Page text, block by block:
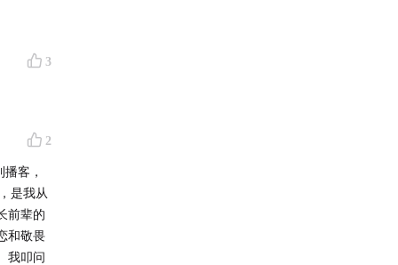
上线
3
2
客，
是我从
前辈的
和敬畏
我叩问